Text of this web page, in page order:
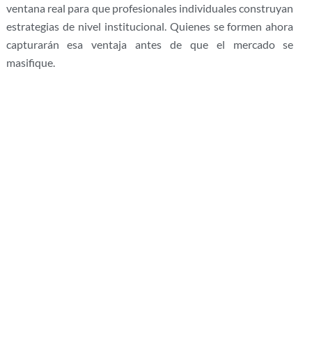
ventana real para que profesionales individuales construyan
estrategias de nivel institucional. Quienes se formen ahora
capturarán esa ventaja antes de que el mercado se
masifique.